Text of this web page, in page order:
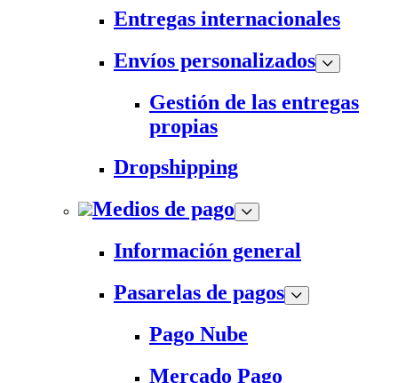
Entregas internacionales
Envíos personalizados
Gestión de las entregas
propias
Dropshipping
Medios de pago
Información general
Pasarelas de pagos
Pago Nube
Mercado Pago